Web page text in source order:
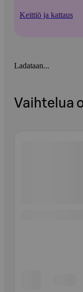
Keittiö ja kattaus
Ladataan...
Vaihtelua